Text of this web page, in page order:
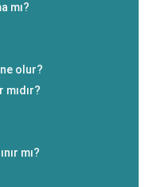
mı?
olur?
mı?